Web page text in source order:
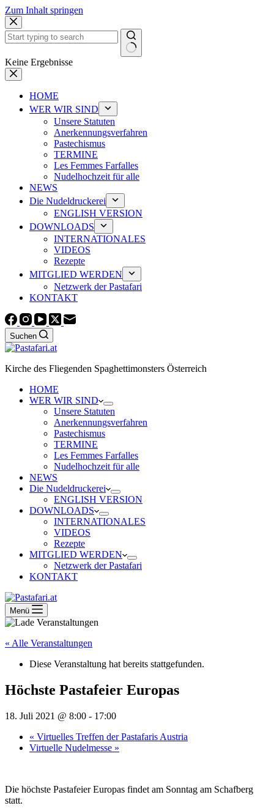
Zum Inhalt springen
Keine Ergebnisse
HOME
WER WIR SIND
Unsere Statuten
Anerkennungsverfahren
Pastechismus
TERMINE
Les Femmes Farfalles
Nudelhochzeit für alle
NEWS
Die Nudeldruckerei
ENGLISH VERSION
DOWNLOADS
INTERNATIONALES
VIDEOS
Rezepte
MITGLIED WERDEN
Netzwerk der Pastafari
KONTAKT
Suchen
Kirche des Fliegenden Spaghettimonsters Österreich
HOME
WER WIR SIND
Unsere Statuten
Anerkennungsverfahren
Pastechismus
TERMINE
Les Femmes Farfalles
Nudelhochzeit für alle
NEWS
Die Nudeldruckerei
ENGLISH VERSION
DOWNLOADS
INTERNATIONALES
VIDEOS
Rezepte
MITGLIED WERDEN
Netzwerk der Pastafari
KONTAKT
Menü
« Alle Veranstaltungen
Diese Veranstaltung hat bereits stattgefunden.
Höchste Pastafeier Europas
18. Juli 2021 @ 8:00 - 17:00
« Virtuelles Treffen der Pastafaris Austria
Virtuelle Nudelmesse »
Die höchste Pastafeier Europas findet am Sonntag am Schafberg
statt.